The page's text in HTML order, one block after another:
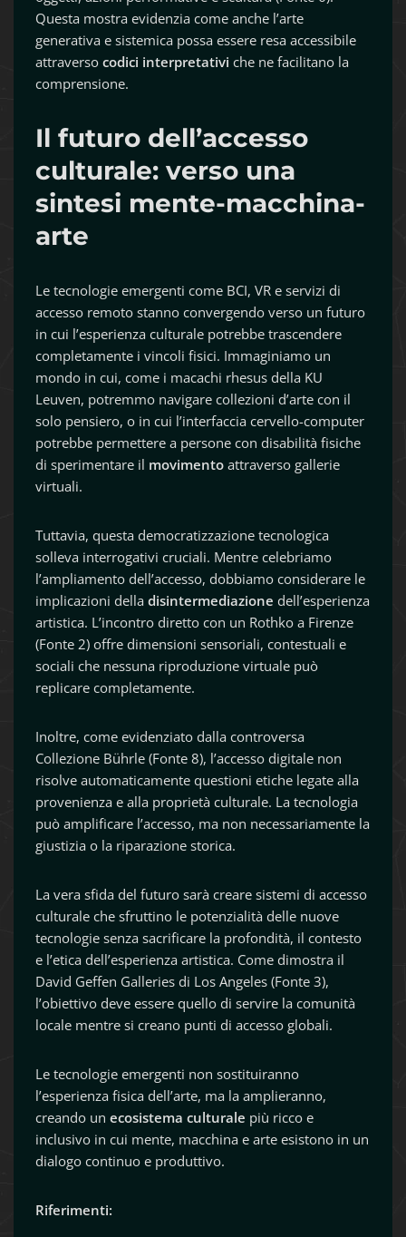
Questa mostra evidenzia come anche l’arte
generativa e sistemica possa essere resa accessibile
attraverso codici interpretativi che ne facilitano la
comprensione.
Il futuro dell’accesso
culturale: verso una
sintesi mente-macchina-
arte
Le tecnologie emergenti come BCI, VR e servizi di
accesso remoto stanno convergendo verso un futuro
in cui l’esperienza culturale potrebbe trascendere
completamente i vincoli fisici. Immaginiamo un
mondo in cui, come i macachi rhesus della KU
Leuven, potremmo navigare collezioni d’arte con il
solo pensiero, o in cui l’interfaccia cervello-computer
potrebbe permettere a persone con disabilità fisiche
di sperimentare il movimento attraverso gallerie
virtuali.
Tuttavia, questa democratizzazione tecnologica
solleva interrogativi cruciali. Mentre celebriamo
l’ampliamento dell’accesso, dobbiamo considerare le
implicazioni della disintermediazione dell’esperienza
artistica. L’incontro diretto con un Rothko a Firenze
(Fonte 2) offre dimensioni sensoriali, contestuali e
sociali che nessuna riproduzione virtuale può
replicare completamente.
Inoltre, come evidenziato dalla controversa
Collezione Bührle (Fonte 8), l’accesso digitale non
risolve automaticamente questioni etiche legate alla
provenienza e alla proprietà culturale. La tecnologia
può amplificare l’accesso, ma non necessariamente la
giustizia o la riparazione storica.
La vera sfida del futuro sarà creare sistemi di accesso
culturale che sfruttino le potenzialità delle nuove
tecnologie senza sacrificare la profondità, il contesto
e l’etica dell’esperienza artistica. Come dimostra il
David Geffen Galleries di Los Angeles (Fonte 3),
l’obiettivo deve essere quello di servire la comunità
locale mentre si creano punti di accesso globali.
Le tecnologie emergenti non sostituiranno
l’esperienza fisica dell’arte, ma la amplieranno,
creando un ecosistema culturale più ricco e
inclusivo in cui mente, macchina e arte esistono in un
dialogo continuo e produttivo.
Riferimenti: